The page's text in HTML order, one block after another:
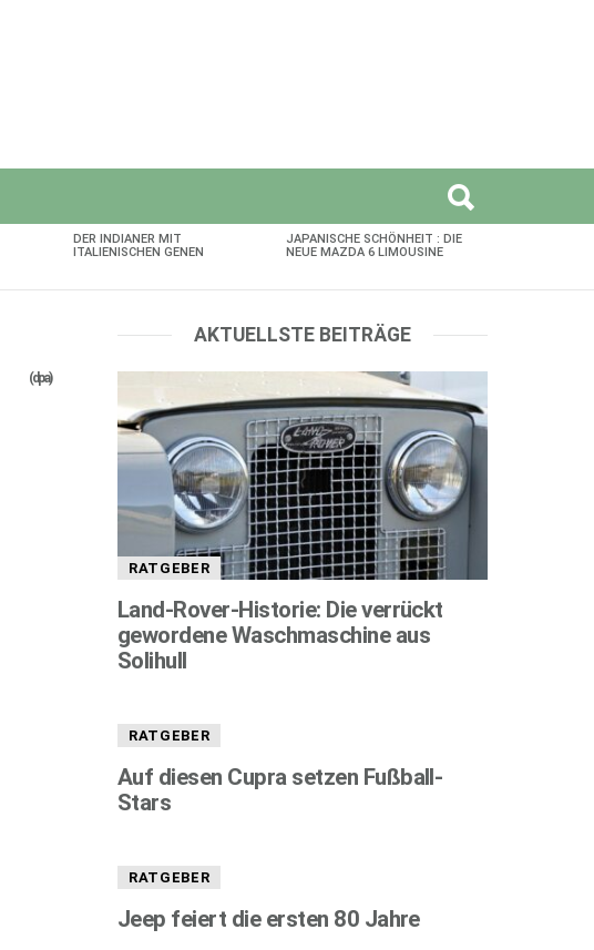
DER INDIANER MIT
ITALIENISCHEN GENEN
JAPANISCHE SCHÖNHEIT : DIE
NEUE MAZDA 6 LIMOUSINE
(dpa)
AKTUELLSTE BEITRÄGE
RATGEBER
Land-Rover-Historie: Die verrückt
gewordene Waschmaschine aus
Solihull
RATGEBER
Auf diesen Cupra setzen Fußball-
Stars
RATGEBER
Jeep feiert die ersten 80 Jahre